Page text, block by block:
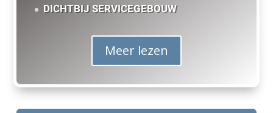
DICHTBIJ SERVICEGEBOUW
Meer lezen